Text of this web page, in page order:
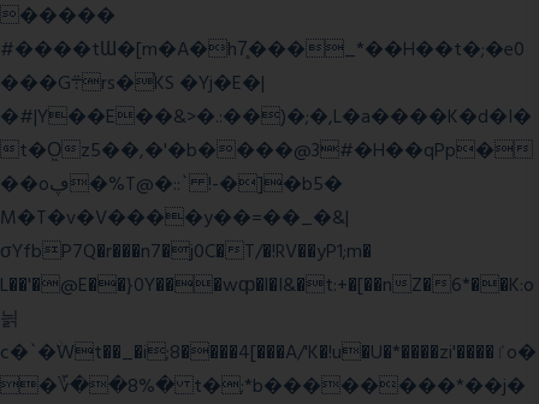
�����
#����tƜ�[m�A�h7̥���_*��H��t�;�e0
���G܊rs�֗KS �Yj�E�|
�#|Y��E��&>�.:��)�;�,L�a����K�d�I�
t�O͖z5��,�'�b����@3#�H��qPp�
��oڥ�%T@�::` !-�]�b5�
M�T�v�V����y��=��_�&|
σYfbP7Q�r���n7�j0C�T/�!RV��yP1;m�
L��'�@E��}0Y���wȹ�l�I&�t:+�[��nZ�6*��K:o
늵
c�`�ۨWt��_�i;8����4[���A/'K�!u�U�*����zi'����ٵo�
�؆��8%� t�;*b��������*��j�